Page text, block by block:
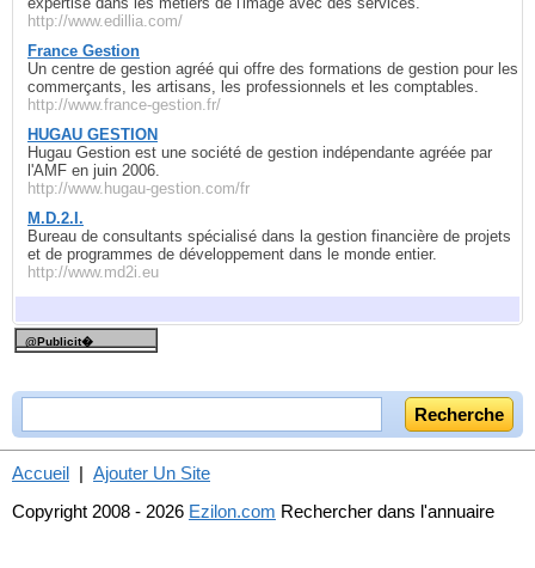
http://www.edillia.com/
France Gestion
Un centre de gestion agréé qui offre des formations de gestion pour les
commerçants, les artisans, les professionnels et les comptables.
http://www.france-gestion.fr/
HUGAU GESTION
Hugau Gestion est une société de gestion indépendante agréée par
l'AMF en juin 2006.
http://www.hugau-gestion.com/fr
M.D.2.I.
Bureau de consultants spécialisé dans la gestion financière de projets
et de programmes de développement dans le monde entier.
http://www.md2i.eu
@Publicit�
Accueil | Ajouter Un Site
Copyright 2008 - 2026 Ezilon.com Rechercher dans l'annuaire